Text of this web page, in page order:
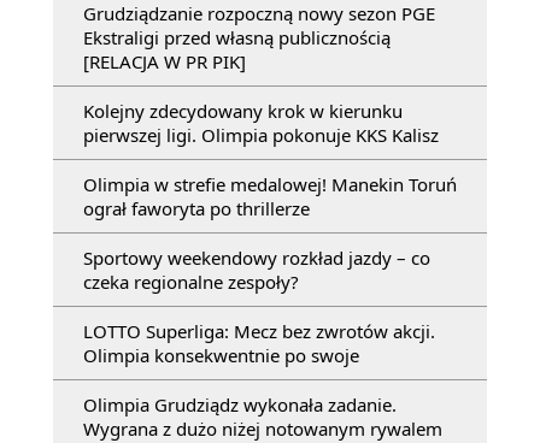
Grudziądzanie rozpoczną nowy sezon PGE
Ekstraligi przed własną publicznością
[RELACJA W PR PIK]
Kolejny zdecydowany krok w kierunku
pierwszej ligi. Olimpia pokonuje KKS Kalisz
Olimpia w strefie medalowej! Manekin Toruń
ograł faworyta po thrillerze
Sportowy weekendowy rozkład jazdy – co
czeka regionalne zespoły?
LOTTO Superliga: Mecz bez zwrotów akcji.
Olimpia konsekwentnie po swoje
Olimpia Grudziądz wykonała zadanie.
Wygrana z dużo niżej notowanym rywalem